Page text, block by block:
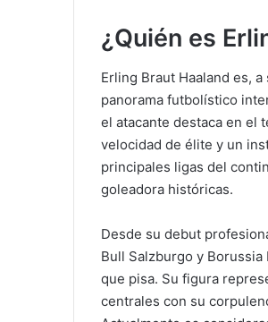
¿Quién es
Erling Braut Haaland es,
panorama futbolístico
el atacante destaca en el
velocidad de élite y un
principales ligas del
goleadora históricas.
Desde su debut
Bull Salzburgo y
que pisa. Su figura
centrales con su